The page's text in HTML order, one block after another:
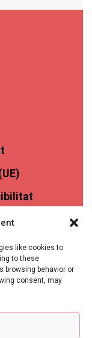
like cookies to
to these
browsing behavior or
consent, may